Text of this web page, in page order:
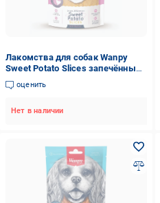
Лакомства для собак Wanpy
Sweet Potato Slices запечённые
слайсы с батата 100 г
оценить
Нет в наличии